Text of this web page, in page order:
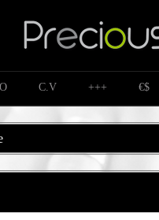
€$
+++
C.V